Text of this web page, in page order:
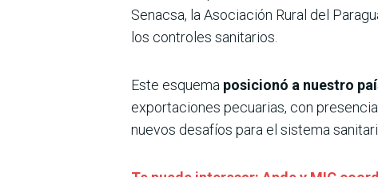
Senacsa, la Asociación Rural del
los controles sanitarios.
Este esquema posicionó a nuestro
exportaciones pecuarias, con
nuevos desafíos para el sistema